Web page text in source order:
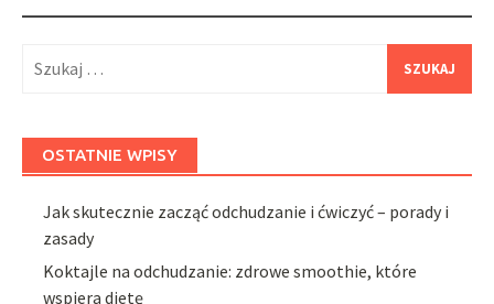
OSTATNIE WPISY
Jak skutecznie zacząć odchudzanie i ćwiczyć – porady i
zasady
Koktajle na odchudzanie: zdrowe smoothie, które
wspiera dietę